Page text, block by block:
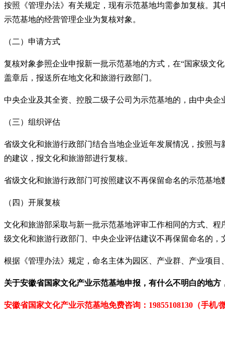
按照《管理办法》有关规定，现有示范基地均需参加复核。
示范基地的经营管理企业为复核对象。
（二）申请方式
复核对象参照企业申报新一批示范基地的方式，在“国家级文
盖章后，报送所在地文化和旅游行政部门。
中央企业及其全资、控股二级子公司为示范基地的，由中央
（三）组织评估
省级文化和旅游行政部门结合当地企业近年发展情况，按照
的建议，报文化和旅游部进行复核。
省级文化和旅游行政部门可按照建议不再保留命名的示范基
（四）开展复核
文化和旅游部采取与新一批示范基地评审工作相同的方式、
级文化和旅游行政部门、中央企业评估建议不再保留命名的，
根据《管理办法》规定，命名主体为园区、产业群、产业项
关于安徽省国家文化产业示范基地申报，有什么不明白的地方
安徽省国家文化产业示范基地免费咨询：19855108130（手机/